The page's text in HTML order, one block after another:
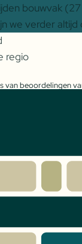
bouwvak
we verder
regio
van beoordelingen